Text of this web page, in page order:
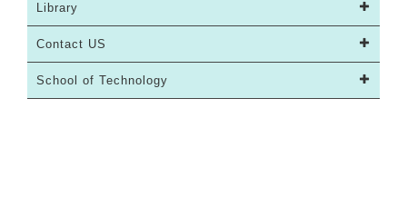
Library
Contact US
School of Technology